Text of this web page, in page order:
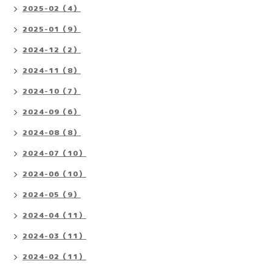
2025-02（4）
2025-01（9）
2024-12（2）
2024-11（8）
2024-10（7）
2024-09（6）
2024-08（8）
2024-07（10）
2024-06（10）
2024-05（9）
2024-04（11）
2024-03（11）
2024-02（11）